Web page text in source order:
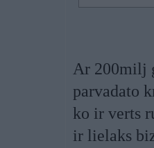
Ar 200milj
parvadato
ko ir verts
ir lielaks